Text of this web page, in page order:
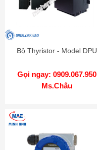
Bộ Thyristor - Model DPU
Gọi ngay: 0909.067.950
Ms.Châu